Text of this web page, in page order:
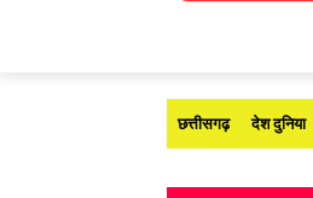
छत्तीसगढ़ देश दुनिया